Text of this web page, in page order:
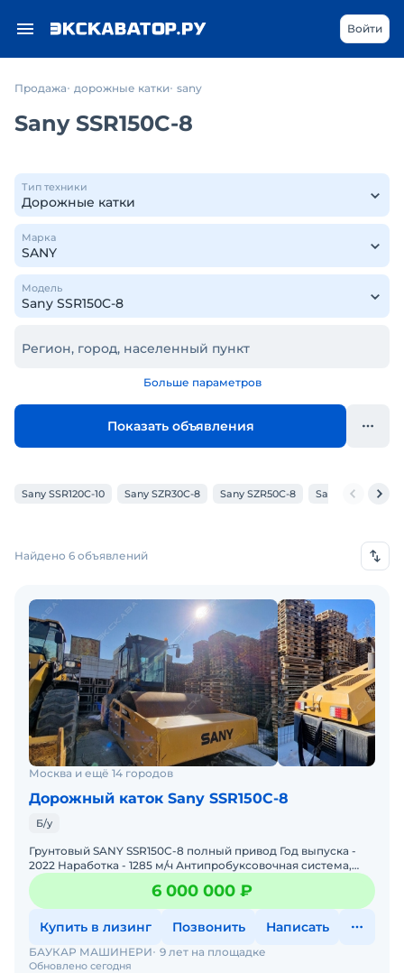
Войти
Продажа дорожные катки sany
Sany SSR150C-8
Тип техники
Марка
Модель
Регион, город, населенный пункт
Больше параметров
Показать объявления
Sany SSR120C-10 Sany SZR30C-8 Sany SZR50C-8 Sany STR30C-8
Найдено 6 объявлений
Москва и ещё 14 городов
Дорожный каток Sany SSR150C-8
Б/у
Грунтовый SANY SSR150C-8 полный привод Год выпуска -
2022 Наработка - 1285 м/ч Антипробуксовочная система,
камера, кондиц
6 000 000 ₽
Купить в лизинг Позвонить Написать
Обновлено сегодня
БАУКАР МАШИНЕРИ 9 лет на площадке